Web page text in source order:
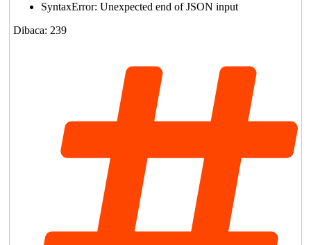
SyntaxError: Unexpected end of JSON input
Dibaca: 239